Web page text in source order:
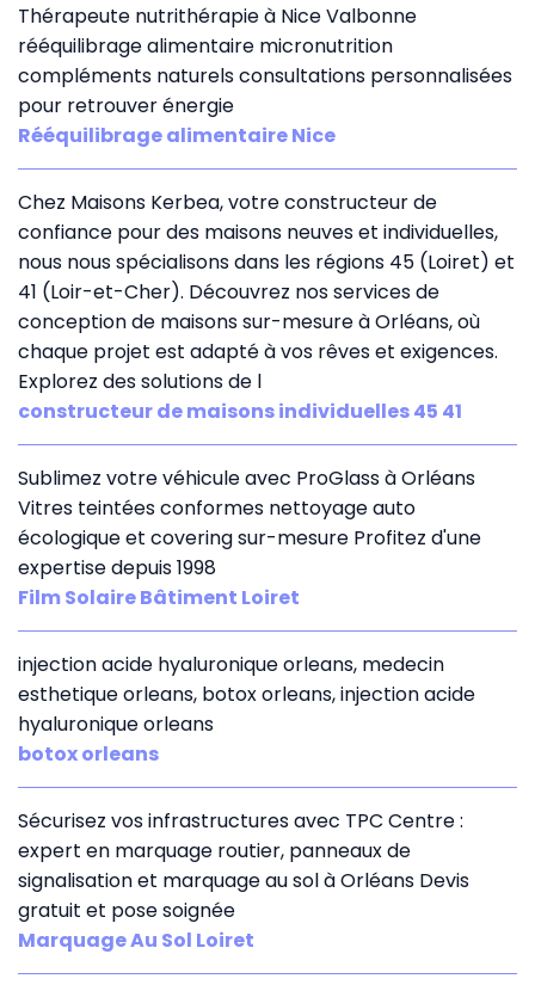
Thérapeute nutrithérapie à Nice Valbonne
rééquilibrage alimentaire micronutrition
compléments naturels consultations personnalisées
pour retrouver énergie
Rééquilibrage alimentaire Nice
Chez Maisons Kerbea, votre constructeur de
confiance pour des maisons neuves et individuelles,
nous nous spécialisons dans les régions 45 (Loiret) et
41 (Loir-et-Cher). Découvrez nos services de
conception de maisons sur-mesure à Orléans, où
chaque projet est adapté à vos rêves et exigences.
Explorez des solutions de l
constructeur de maisons individuelles 45 41
Sublimez votre véhicule avec ProGlass à Orléans
Vitres teintées conformes nettoyage auto
écologique et covering sur-mesure Profitez d'une
expertise depuis 1998
Film Solaire Bâtiment Loiret
injection acide hyaluronique orleans, medecin
esthetique orleans, botox orleans, injection acide
hyaluronique orleans
botox orleans
Sécurisez vos infrastructures avec TPC Centre :
expert en marquage routier, panneaux de
signalisation et marquage au sol à Orléans Devis
gratuit et pose soignée
Marquage Au Sol Loiret